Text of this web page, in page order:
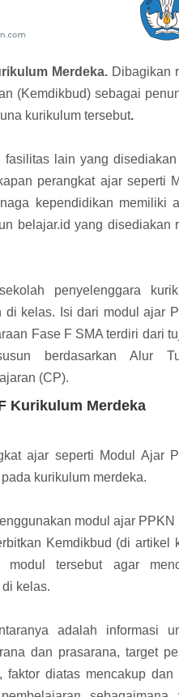
Merdeka. Dibagikan
(Kemdikbud) sebagai
kurikulum tersebut.
fasilitas lain yang
perangkat ajar seperti
kependidikan memiliki
belajar.id yang disediakan
penyelenggara
di kelas. Isi dari modul ajar
Fase F SMA terdiri dari
berdasarkan Alur
(CP).
Kurikulum Merdeka
ajar seperti Modul Ajar
kurikulum merdeka.
modul ajar PPKN
Kemdikbud (di artikel
modul tersebut agar
kelas.
adalah informasi
dan prasarana, target
faktor diatas mencakup dan